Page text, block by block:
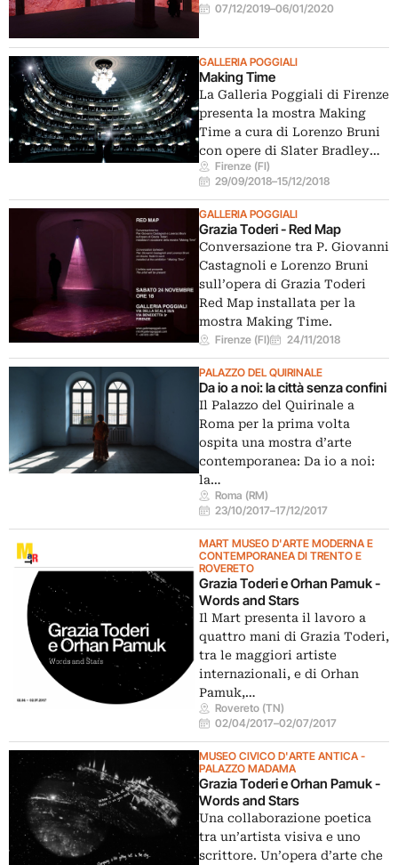
07/12/2019–06/01/2020
GALLERIA POGGIALI
Making Time
La Galleria Poggiali di Firenze
presenta la mostra Making
Time a cura di Lorenzo Bruni
con opere di Slater Bradley…
Firenze (FI)
29/09/2018–15/12/2018
GALLERIA POGGIALI
Grazia Toderi - Red Map
Conversazione tra P. Giovanni
Castagnoli e Lorenzo Bruni
sull’opera di Grazia Toderi
Red Map installata per la
mostra Making Time.
Firenze (FI) 24/11/2018
PALAZZO DEL QUIRINALE
Da io a noi: la città senza confini
Il Palazzo del Quirinale a
Roma per la prima volta
ospita una mostra d’arte
contemporanea: Da io a noi:
la…
Roma (RM)
23/10/2017–17/12/2017
MART MUSEO D'ARTE MODERNA E
CONTEMPORANEA DI TRENTO E
ROVERETO
Grazia Toderi e Orhan Pamuk -
Words and Stars
Il Mart presenta il lavoro a
quattro mani di Grazia Toderi,
tra le maggiori artiste
internazionali, e di Orhan
Pamuk,…
Rovereto (TN)
02/04/2017–02/07/2017
MUSEO CIVICO D'ARTE ANTICA -
PALAZZO MADAMA
Grazia Toderi e Orhan Pamuk -
Words and Stars
Una collaborazione poetica
tra un’artista visiva e uno
scrittore. Un’opera d’arte che